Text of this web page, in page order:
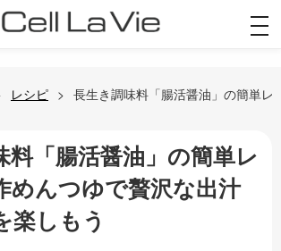
レシピ 長生き調味料「腸活醤油」の簡単
料「腸活醤油」の簡単レ
めんつゆで贅沢な出汁
楽しもう